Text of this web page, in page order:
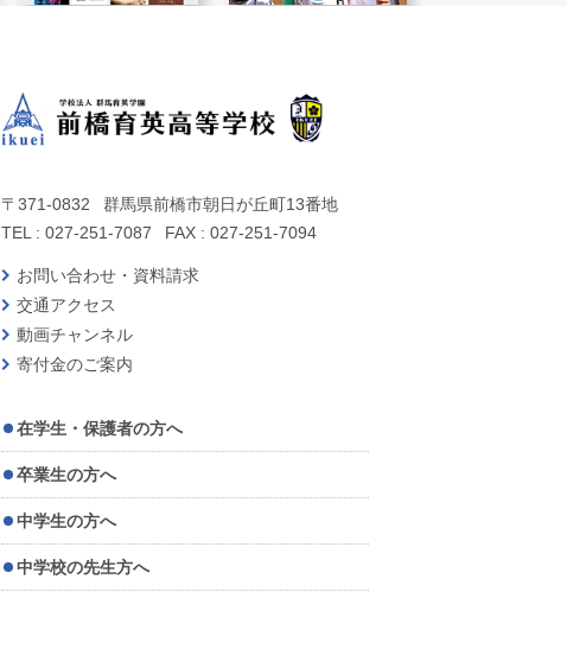
〒371-0832
群馬県前橋市朝日が丘町13番地
TEL : 027-251-7087
FAX : 027-251-7094
お問い合わせ・資料請求
交通アクセス
動画チャンネル
寄付金のご案内
在学生・保護者の方へ
卒業生の方へ
中学生の方へ
中学校の先生方へ